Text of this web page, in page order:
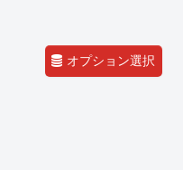
オプション選択